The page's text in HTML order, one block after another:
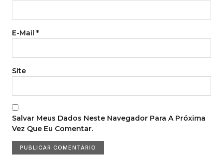
E-Mail *
Site
Salvar Meus Dados Neste Navegador Para A Próxima
Vez Que Eu Comentar.